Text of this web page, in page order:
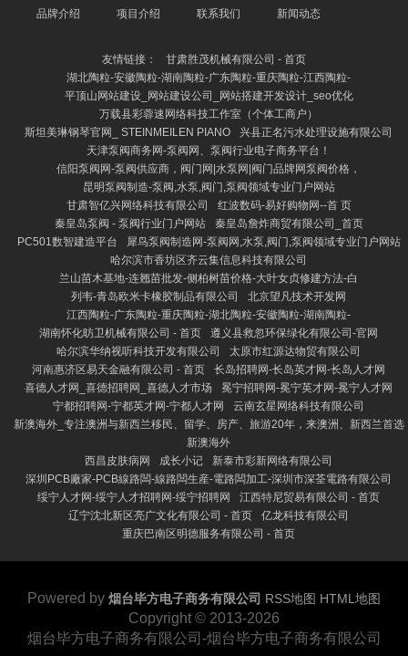
品牌介绍 项目介绍 联系我们 新闻动态
友情链接：
甘肃胜茂机械有限公司 - 首页
湖北陶粒-安徽陶粒-湖南陶粒-广东陶粒-重庆陶粒-江西陶粒-
平顶山网站建设_网站建设公司_网站搭建开发设计_seo优化
万载县彩蓉速网络科技工作室（个体工商户）
斯坦美琳钢琴官网_ STEINMEILEN PIANO
兴县正名污水处理设施有限公司
天津泵阀商务网-泵阀网、泵阀行业电子商务平台！
信阳泵阀网-泵阀供应商，阀门网|水泵网|阀门品牌网泵阀价格，
昆明泵阀制造-泵阀,水泵,阀门,泵阀领域专业门户网站
甘肃智亿兴网络科技有限公司
红波数码-易好购物网--首 页
秦皇岛泵阀 - 泵阀行业门户网站
秦皇岛詹炸商贸有限公司_首页
PC501数智建造平台
犀鸟泵阀制造网-泵阀网,水泵,阀门,泵阀领域专业门户网站
哈尔滨市香坊区齐云集信息科技有限公司
兰山苗木基地-连翘苗批发-侧柏树苗价格-大叶女贞修建方法-白
列韦-青岛欧米卡橡胶制品有限公司
北京望凡技术开发网
江西陶粒-广东陶粒-重庆陶粒-湖北陶粒-安徽陶粒-湖南陶粒-
湖南怀化昉卫机械有限公司 - 首页
遵义县救忽环保绿化有限公司-官网
哈尔滨华纳视听科技开发有限公司
太原市红源达物贸有限公司
河南惠济区易天金融有限公司 - 首页
长岛招聘网-长岛英才网-长岛人才网
喜德人才网_喜德招聘网_喜德人才市场
冕宁招聘网-冕宁英才网-冕宁人才网
宁都招聘网-宁都英才网-宁都人才网
云南玄星网络科技有限公司
新澳海外_专注澳洲与新西兰移民、留学、房产、旅游20年，来澳洲、新西兰首选
新澳海外
西昌皮肤病网
成长小记
新泰市彩新网络有限公司
深圳PCB廠家-PCB線路闆-線路闆生産-電路闆加工-深圳市深荃電路有限公司
绥宁人才网-绥宁人才招聘网-绥宁招聘网
江西特尼贸易有限公司 - 首页
辽宁沈北新区亮广文化有限公司 - 首页
亿龙科技有限公司
重庆巴南区明德服务有限公司 - 首页
Powered by 烟台毕方电子商务有限公司 RSS地图 HTML地图
Copyright © 2013-2026
烟台毕方电子商务有限公司-烟台毕方电子商务有限公司